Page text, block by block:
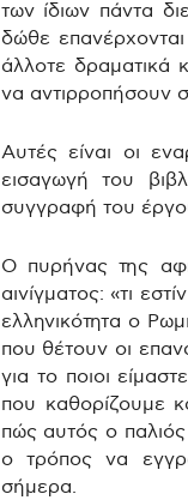
των ίδιων πάντα
δώθε
άλλοτε δραματικά
να αντιρροπήσουν
Αυτές είναι οι
εισαγωγή του
συγγραφή του
Ο πυρήνας της
αινίγματος: «τι
ελληνικότητα ο
που θέτουν οι
για το ποιοι
που καθορίζουμε
πώς αυτός ο
ο τρόπος να
σήμερα.